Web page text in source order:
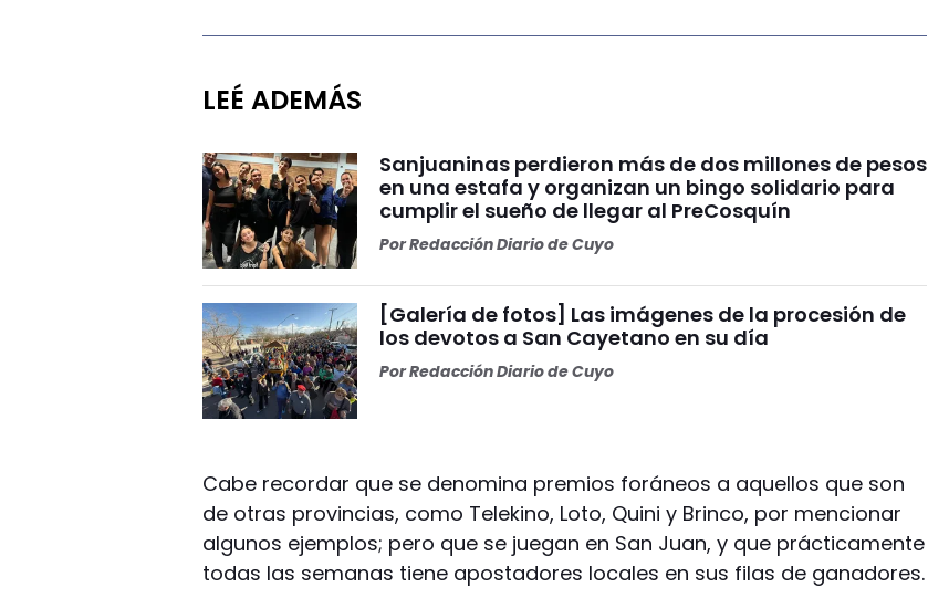
LEÉ ADEMÁS
Sanjuaninas perdieron más de dos millones de pesos
en una estafa y organizan un bingo solidario para
cumplir el sueño de llegar al PreCosquín
PorRedacción Diario de Cuyo
[Galería de fotos] Las imágenes de la procesión de
los devotos a San Cayetano en su día
PorRedacción Diario de Cuyo
Cabe recordar que se denomina premios foráneos a aquellos que son
de otras provincias, como Telekino, Loto, Quini y Brinco, por mencionar
algunos ejemplos; pero que se juegan en San Juan, y que prácticamente
todas las semanas tiene apostadores locales en sus filas de ganadores.